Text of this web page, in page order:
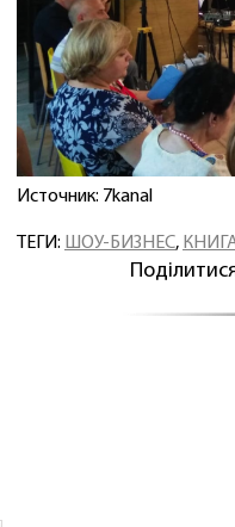
Источник: 7kanal
ТЕГИ: ШОУ-БИЗНЕС,